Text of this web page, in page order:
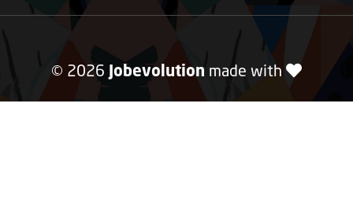
© 2026 Jobevolution made with